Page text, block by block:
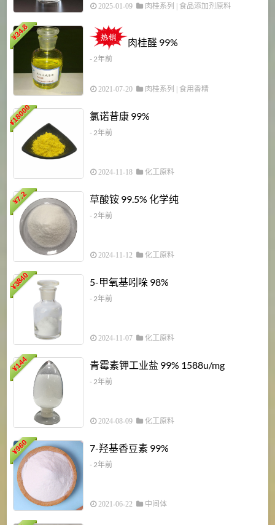
2025-01-09 肉桂系列 食品添加剂原料
¥
34.8
肉桂醛 99%
- 2年前
2021-07-20 肉桂系列 食用香精
¥
18000 氯诺昔康 99%
- 2年前
2024-11-18 化工原料
¥
7.2 草酸铵 99.5% 化学纯
- 2年前
2024-11-12 化工原料
¥
3840 5-甲氧基吲哚 98%
- 2年前
2024-11-07 化工原料
¥
144 青霉素钾工业盐 99% 1588u/mg
- 2年前
2024-08-09 化工原料
¥
960 7-羟基香豆素 99%
- 2年前
2021-06-22 中间体